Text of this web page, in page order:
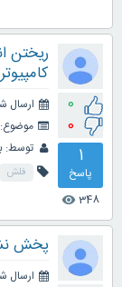
0
0
1
پاسخ
348
visibility
ریختن
کامپیوتر
ارسال
موضوع:
توسط:
فلش
پخش
ارسال